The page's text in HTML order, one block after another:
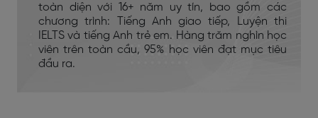
toàn diện với 16+ năm uy tín, bao gồm các
chương trình: Tiếng Anh giao tiếp, Luyện thi
IELTS và tiếng Anh trẻ em. Hàng trăm nghìn học
viên trên toàn cầu, 95% học viên đạt mục tiêu
đầu ra.